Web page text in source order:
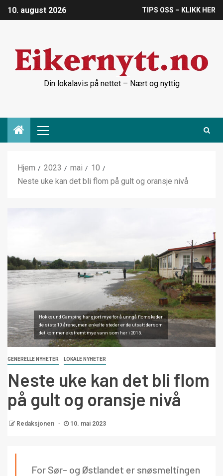
10. august 2026 TIPS OSS – KLIKK HER
Din lokalavis på nettet – Nært og nyttig
Hjem 2023 mai
10
Neste uke kan det bli flom på gult og oransje nivå
Hokksund Camping har gjort mye for å unngå flomskader
de siste 10 årene, men enkelte steder er de utsatt dersom
det kommer ekstremt mye vann som her i 2015.
GENERELLE NYHETER LOKALE NYHETER
Neste uke kan det bli flom
på gult og oransje nivå
Redaksjonen 10. mai 2023
For Sør- og Østlandet er snøsmeltingen